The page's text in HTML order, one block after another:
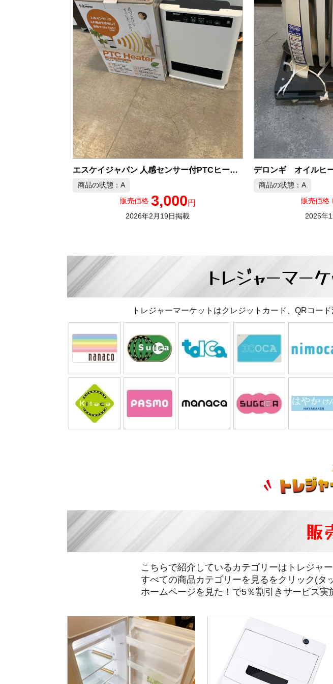
エスケイジャパン 人感センサー付PTCヒーター 中古品販売
商品の状態：A
販売価格 3,000円
2026年2月19日掲載
デロンギ オイルヒ
商品の状態：A
販売価格
2025年
トレジャーマーケ
トレジャーマーケットはクレジットカード、QRコー
販
こちらで紹介しているカテゴリーはトレジャ
すべての商品カテゴリーを見るをクリック(タ
ホームページを見た！で5％割引きサービス実